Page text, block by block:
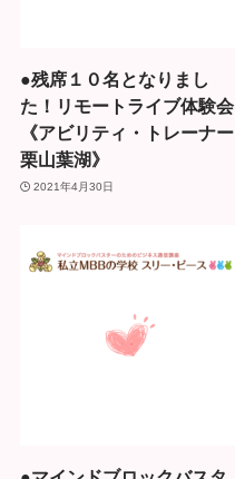
●残席１０名となりまし
た！リモートライブ体験会
《アビリティ・トレーナー
栗山葉湖》
2021年4月30日